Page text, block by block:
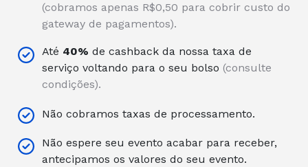
(cobramos apenas R$0,50 para cobrir custo do
gateway de pagamentos).
Até 40% de cashback da nossa taxa de
serviço voltando para o seu bolso (consulte
condições).
Não cobramos taxas de processamento.
Não espere seu evento acabar para receber,
antecipamos os valores do seu evento.